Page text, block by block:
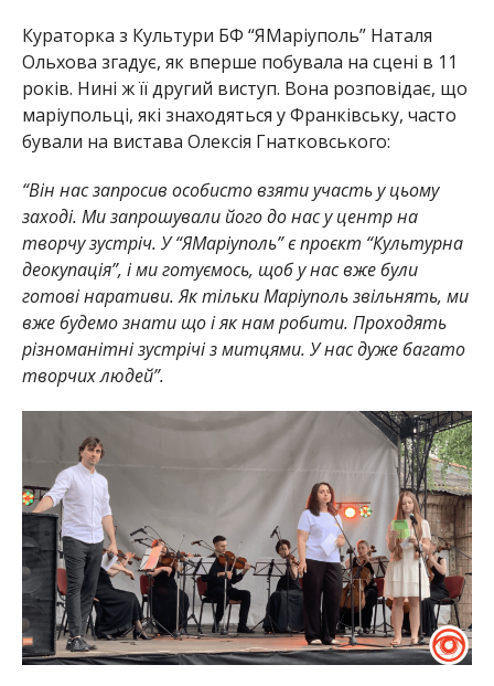
Кураторка з Культури БФ “ЯМаріуполь” Наталя
Ольхова згадує, як вперше побувала на сцені в 11
років. Нині ж її другий виступ. Вона розповідає, що
маріупольці, які знаходяться у Франківську, часто
бували на вистава Олексія Гнатковського:
“Він нас запросив особисто взяти участь у цьому
заході. Ми запрошували його до нас у центр на
творчу зустріч. У “ЯМаріуполь” є проєкт “Культурна
деокупація”, і ми готуємось, щоб у нас вже були
готові наративи. Як тільки Маріуполь звільнять, ми
вже будемо знати що і як нам робити. Проходять
різноманітні зустрічі з митцями. У нас дуже багато
творчих людей”.